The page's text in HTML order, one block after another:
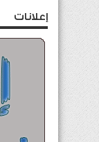
إعلانات